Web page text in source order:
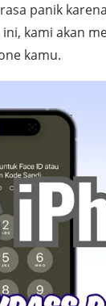
panik
kami akan
kamu.